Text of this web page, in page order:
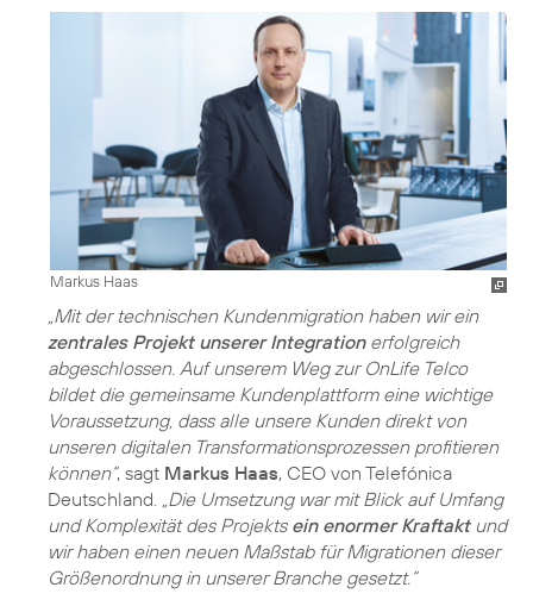
Markus Haas
„Mit der technischen Kundenmigration haben wir ein
zentrales Projekt unserer Integrationerfolgreich
abgeschlossen. Auf unserem Weg zur OnLife Telco
bildet die gemeinsame Kundenplattform eine wichtige
Voraussetzung, dass alle unsere Kunden direkt von
unseren digitalen Transformationsprozessen profitieren
können“, sagt Markus Haas, CEO von Telefónica
Deutschland.
„Die Umsetzung war mit Blick auf Umfang
und Komplexität des Projekts ein enormer Kraftaktund
wir haben einen neuen Maßstab für Migrationen dieser
Größenordnung in unserer Branche gesetzt.“